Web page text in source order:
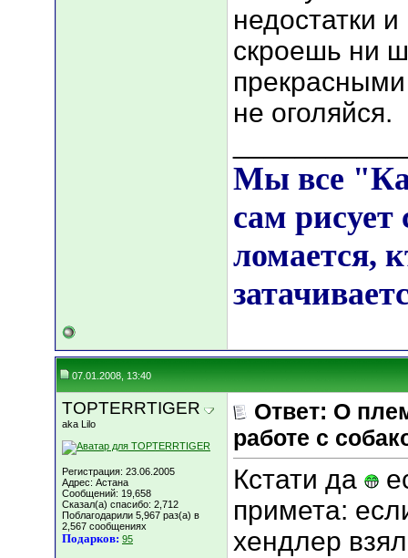
недостатки
скроешь ни
не оголяйся.
Мы все
сам рисует
ломается,
07.01.2008, 13:40
TOPTERRTIGER
aka Lilo
Регистрация: 23.06.2005
Адрес: Астана
Сообщений: 19,658
Сказал(а) спасибо: 2,712
Поблагодарили 5,967 раз(а) в
2,567 сообщениях
Подарков: 95
Ответ: О
работе с
Кстати да
примета:
хендлер